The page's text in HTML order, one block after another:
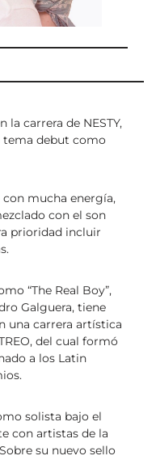
carrera de NESTY,
tema debut como
mucha energía,
con el son
prioridad incluir
“The Real Boy”,
Galguera, tiene
una carrera artística
del cual formó
a los Latin
solista bajo el
con artistas de la
su nuevo sello